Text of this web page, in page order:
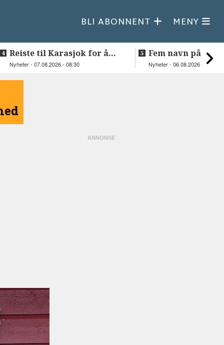
BLI ABONNENT MENY
Reiste til Karasjok for å
vie Ellen og Johan Anders
Nyheter - 07.08.2026 - 08:30
Fem navn på
til toppjobben i
Nyheter - 06.08.2026 - 15:03